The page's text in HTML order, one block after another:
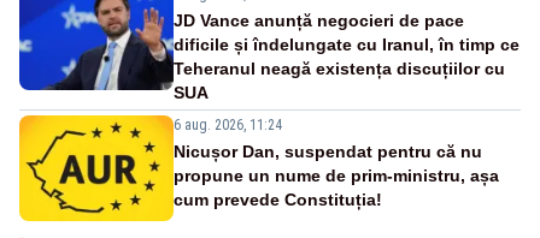
JD Vance anunță negocieri de pace
dificile și îndelungate cu Iranul, în timp ce
Teheranul neagă existența discuțiilor cu
SUA
6 aug. 2026, 11:24
Nicușor Dan, suspendat pentru că nu
propune un nume de prim-ministru, așa
cum prevede Constituția!